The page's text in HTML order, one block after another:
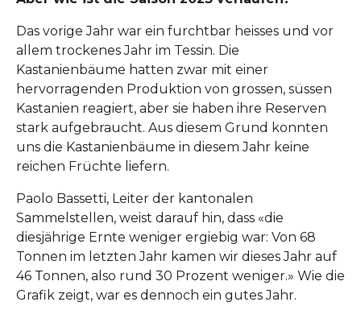
Das vorige Jahr war ein furchtbar heisses und vor
allem trockenes Jahr im Tessin. Die
Kastanienbäume hatten zwar mit einer
hervorragenden Produktion von grossen, süssen
Kastanien reagiert, aber sie haben ihre Reserven
stark aufgebraucht. Aus diesem Grund konnten
uns die Kastanienbäume in diesem Jahr keine
reichen Früchte liefern.
Paolo Bassetti, Leiter der kantonalen
Sammelstellen, weist darauf hin, dass «die
diesjährige Ernte weniger ergiebig war: Von 68
Tonnen im letzten Jahr kamen wir dieses Jahr auf
46 Tonnen, also rund 30 Prozent weniger.» Wie die
Grafik zeigt, war es dennoch ein gutes Jahr.